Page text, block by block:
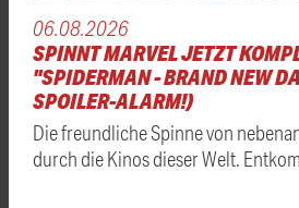
06.08.2026
SPINNT MARVEL JETZT
"SPIDERMAN - BRAND NEW
SPOILER-ALARM!)
Die freundliche Spinne von
durch die Kinos dieser Welt.